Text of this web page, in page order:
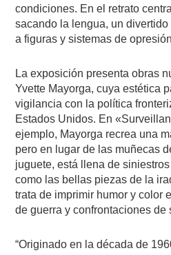
condiciones. En el retrato
sacando la lengua, un
a figuras y sistemas de
La exposición presenta obras
Yvette Mayorga, cuya estética
vigilancia con la política
Estados Unidos. En
ejemplo, Mayorga recrea una
pero en lugar de las muñecas
juguete, está llena de
como las bellas piezas de la
trata de imprimir humor y color
de guerra y confrontaciones de
“Originado en la década de